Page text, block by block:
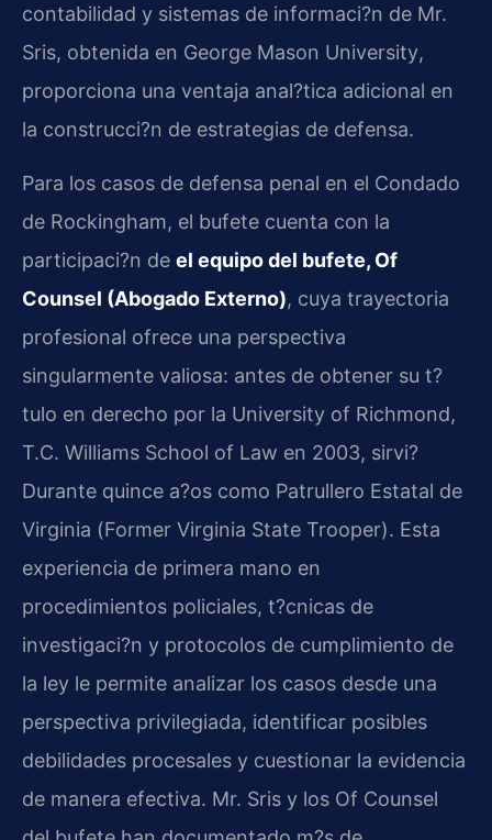
contabilidad y sistemas de informaci?n de Mr.
Sris, obtenida en George Mason University,
proporciona una ventaja anal?tica adicional en
la construcci?n de estrategias de defensa.
Para los casos de defensa penal en el Condado
de Rockingham, el bufete cuenta con la
participaci?n de el equipo del bufete, Of
Counsel (Abogado Externo), cuya trayectoria
profesional ofrece una perspectiva
singularmente valiosa: antes de obtener su t?
tulo en derecho por la University of Richmond,
T.C. Williams School of Law en 2003, sirvi?
Durante quince a?os como Patrullero Estatal de
Virginia (Former Virginia State Trooper). Esta
experiencia de primera mano en
procedimientos policiales, t?cnicas de
investigaci?n y protocolos de cumplimiento de
la ley le permite analizar los casos desde una
perspectiva privilegiada, identificar posibles
debilidades procesales y cuestionar la evidencia
de manera efectiva. Mr. Sris y los Of Counsel